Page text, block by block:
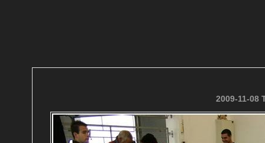
2009-11-08